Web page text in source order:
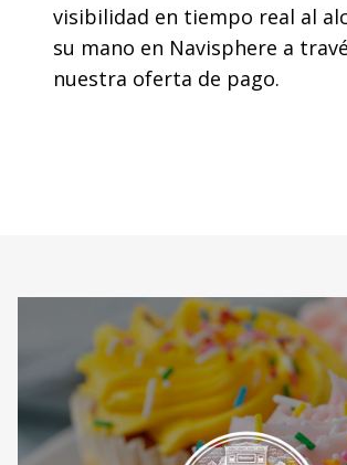
visibilidad en tiempo real al
su mano en Navisphere a
nuestra oferta de pago.